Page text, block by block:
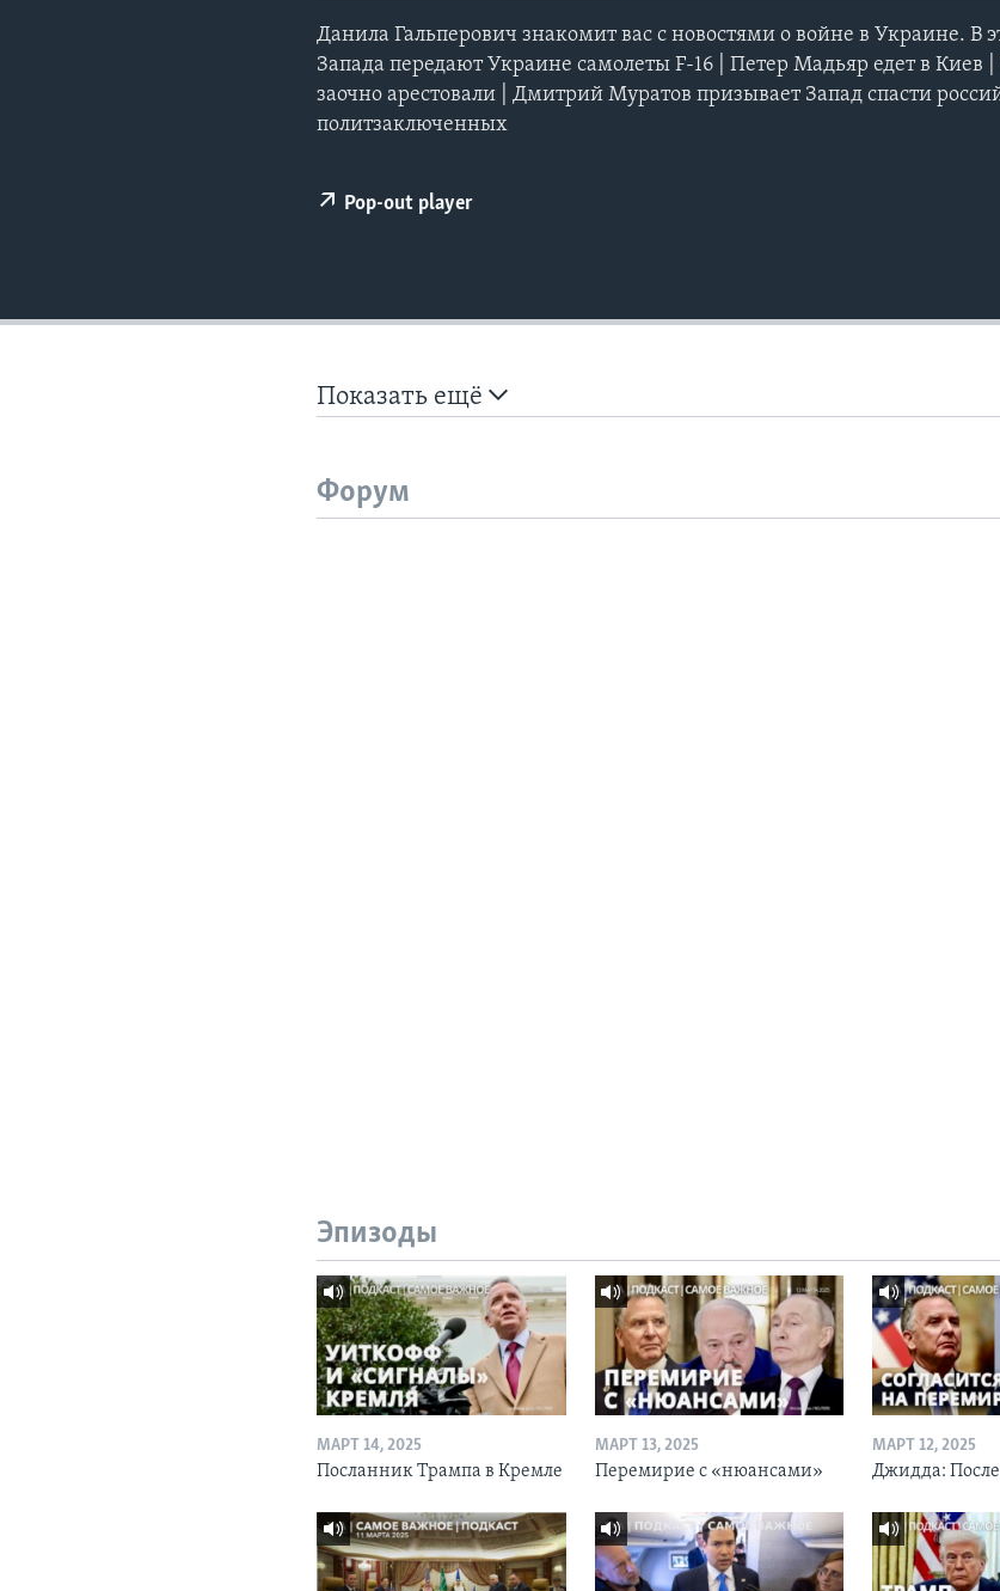
Данила Гальперович знакомит вас с новостями о войне в Украине. В
Запада передают Украине самолеты F-16 | Петер Мадьяр едет в Киев |
заочно арестовали | Дмитрий Муратов призывает Запад спасти
политзаключенных
Pop-out player
Показать ещё
Форум
Эпизоды
МАРТ 14, 2025
Посланник Трампа в Кремле
МАРТ 13, 2025
Перемирие с «нюансами»
МАРТ 12, 2025
Джидда: